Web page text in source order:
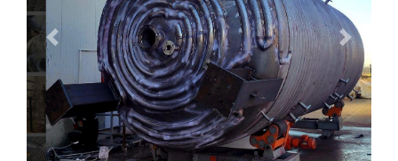
Previous Next